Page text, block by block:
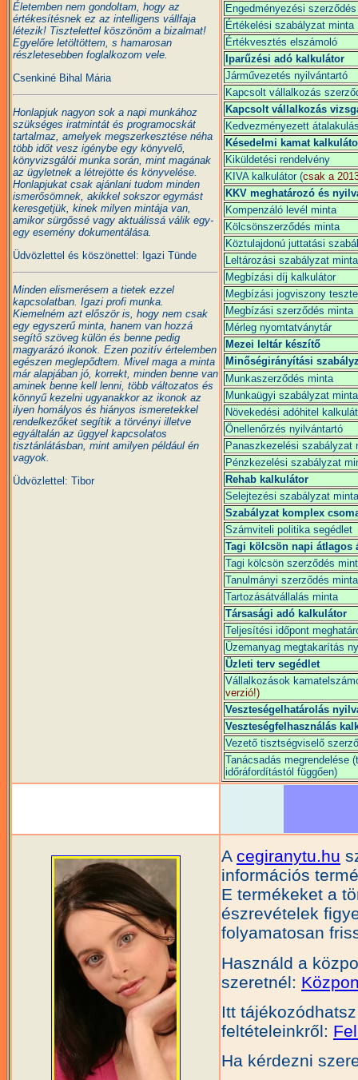
Életemben nem gondoltam, hogy az
értékesítésnek ez az intelligens vállfaja
létezik! Tisztelettel köszönöm a bizalmat!
Egyelőre letöltöttem, s hamarosan
részletesebben foglalkozom vele.
Csenkiné Bihal Mária
Honlapjuk nagyon sok a napi munkához
szükséges iratmintát és programocskát
tartalmaz, amelyek megszerkesztése néha
több időt vesz igénybe egy könyvelő,
könyvizsgálói munka során, mint magának
az ügyletnek a létrejötte és könyvelése.
Honlapjukat csak ajánlani tudom minden
ismerősömnek, akikkel sokszor egymást
keresgetjük, kinek milyen mintája van,
amikor sürgőssé vagy aktuálissá válik egy-
egy esemény dokumentálása.
Üdvözlettel és köszönettel: Igazi Tünde
Minden elismerésem a tietek ezzel
kapcsolatban. Igazi profi munka.
Kiemelném azt először is, hogy nem csak
egy egyszerű minta, hanem van hozzá
segítő szöveg külön és benne pedig
magyarázó ikonok. Ezen pozitív értelemben
egészen meglepődtem. Mivel maga a minta
már alapjában jó, korrekt, minden benne van
aminek benne kell lenni, több változatos és
könnyű kezelni ugyanakkor az ikonok az
ilyen homályos és hiányos ismeretekkel
rendelkezőket segítik a törvényi illetve
egyáltalán az üggyel kapcsolatos
tisztánlátásban, mint amilyen például én
vagyok.
Üdvözlettel: Tibor
Engedményezési
Értékelési szabályzat minta
Értékvesztés elszámoló
Iparűzési adó kalkulátor
Járművezetés nyilvántartó
Kapcsolt vállalkozás
Kapcsolt vállalkozás
Kedvezményezett
Késedelmi kamat
Kiküldetési rendelvény
KIVA kalkulátor (csak a
KKV meghatározó és
Kompenzáló levél minta
Kölcsönszerződés minta
Köztulajdonú juttatási
Leltározási szabályzat minta
Megbízási díj kalkulátor
Megbízási jogviszony
Megbízási szerződés minta
Mérleg nyomtatványtár
Mezei leltár készítő
Minőségirányítási
Munkaszerződés minta
Munkaügyi szabályzat minta
Növekedési adóhitel
Önellenőrzés nyilvántartó
Panaszkezelési szabályzat
Pénzkezelési szabályzat
Rehab kalkulátor
Selejtezési szabályzat minta
Szabályzat komplex
Számviteli politika segédlet
Tagi kölcsön napi átlagos
Tagi kölcsön szerződés
Tanulmányi szerződés minta
Tartozásátvállalás minta
Társasági adó kalkulátor
Teljesítési időpont
Üzemanyag megtakarítás
Üzleti terv segédlet
Vállalkozások
verzió!)
Veszteségelhatárolás
Veszteségfelhasználás
Vezető tisztségviselő
Tanácsadás megrendelése
időráfordítástól függően)
A cegiranytu.hu
információs
E termékeket a
észrevételek
folyamatosan
Használd a
szeretnél:
Itt
feltételeinkről:
Ha kérdezni